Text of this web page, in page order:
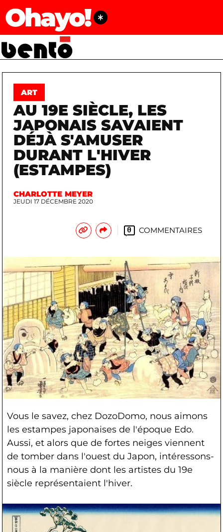
Ohayo!
ART
AU 19E SIÈCLE, LES
JAPONAIS SAVAIENT
DÉJÀ S'AMUSER
DURANT L'HIVER
(ESTAMPES)
CHARLOTTE MEYER
JEUDI 17 DÉCEMBRE 2020
0 COMMENTAIRES
Vous le savez, chez DozoDomo, nous aimons
les estampes japonaises de l'époque Edo.
Aussi, et alors que de fortes neiges viennent
de tomber dans l'ouest du Japon, intéressons-
nous à la manière dont les artistes du 19e
siècle représentaient l'hiver.